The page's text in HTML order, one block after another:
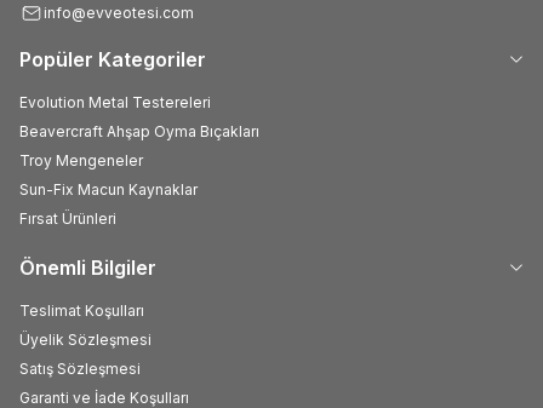
info@evveotesi.com
Popüler Kategoriler
Evolution Metal Testereleri
Beavercraft Ahşap Oyma Bıçakları
Troy Mengeneler
Sun-Fix Macun Kaynaklar
Fırsat Ürünleri
Önemli Bilgiler
Teslimat Koşulları
Üyelik Sözleşmesi
Satış Sözleşmesi
Garanti ve İade Koşulları